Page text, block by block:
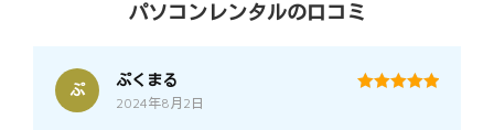
パソコンレンタルの口コミ
ぷ
ぷくまる
2024年8月2日